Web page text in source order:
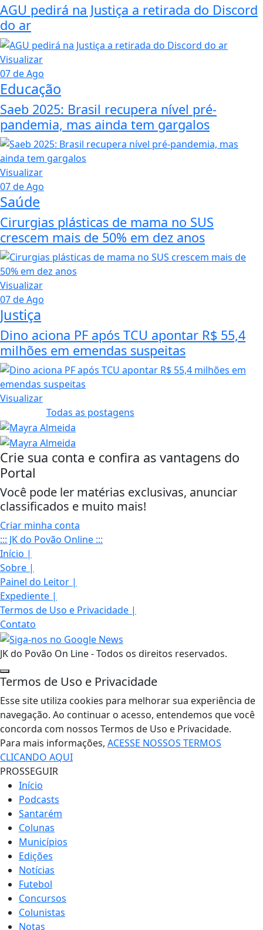
AGU pedirá na Justiça a retirada do Discord
do ar
Visualizar
07 de Ago
Educação
Saeb 2025: Brasil recupera nível pré-
pandemia, mas ainda tem gargalos
Visualizar
07 de Ago
Saúde
Cirurgias plásticas de mama no SUS
crescem mais de 50% em dez anos
Visualizar
07 de Ago
Justiça
Dino aciona PF após TCU apontar R$ 55,4
milhões em emendas suspeitas
Visualizar
Todas as postagens
Crie sua conta e confira as vantagens do
Portal
Você pode ler matérias exclusivas, anunciar
classificados e muito mais!
Criar minha conta
::: JK do Povão Online :::
Início |
Sobre |
Painel do Leitor |
Expediente |
Termos de Uso e Privacidade |
Contato
JK do Povão On Line - Todos os direitos reservados.
Termos de Uso e Privacidade
Esse site utiliza cookies para melhorar sua experiência de
navegação. Ao continuar o acesso, entendemos que você
concorda com nossos Termos de Uso e Privacidade.
Para mais informações, ACESSE NOSSOS TERMOS
CLICANDO AQUI
PROSSEGUIR
Início
Podcasts
Santarém
Colunas
Municípios
Edições
Notícias
Futebol
Concursos
Colunistas
Notas